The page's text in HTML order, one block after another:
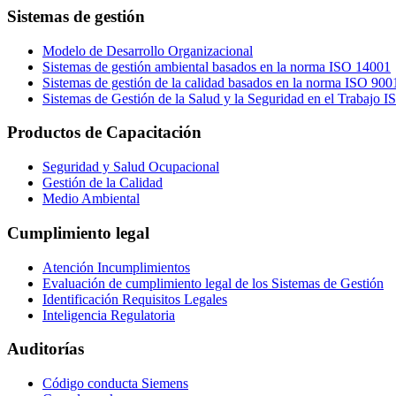
Sistemas de gestión
Modelo de Desarrollo Organizacional
Sistemas de gestión ambiental basados en la norma ISO 14001
Sistemas de gestión de la calidad basados en la norma ISO
Sistemas de Gestión de la Salud y la Seguridad en el Trabajo
Productos de Capacitación
Seguridad y Salud Ocupacional
Gestión de la Calidad
Medio Ambiental
Cumplimiento legal
Atención Incumplimientos
Evaluación de cumplimiento legal de los Sistemas de Gestión
Identificación Requisitos Legales
Inteligencia Regulatoria
Auditorías
Código conducta Siemens